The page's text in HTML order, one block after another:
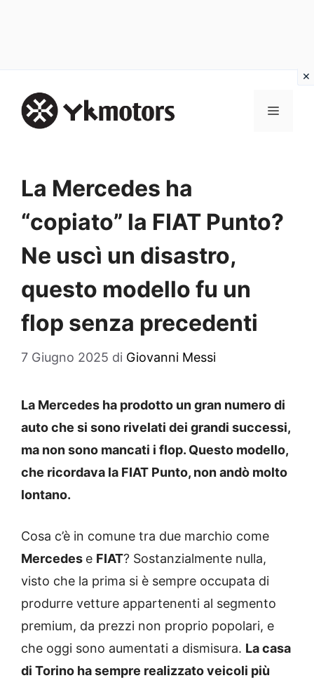
contenuto
MENU
La Mercedes ha
“copiato” la FIAT Punto?
Ne uscì un disastro,
questo modello fu un
flop senza precedenti
7 Giugno 2025 di Giovanni Messi
La Mercedes ha prodotto un gran numero di
auto che si sono rivelati dei grandi successi,
ma non sono mancati i flop. Questo modello,
che ricordava la FIAT Punto, non andò molto
lontano.
Cosa c’è in comune tra due marchio come
Mercedes e FIAT? Sostanzialmente nulla,
visto che la prima si è sempre occupata di
produrre vetture appartenenti al segmento
premium, da prezzi non proprio popolari, e
che oggi sono aumentati a dismisura. La casa
di Torino ha sempre realizzato veicoli più